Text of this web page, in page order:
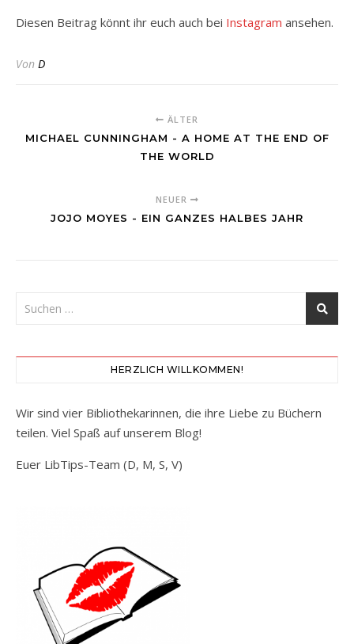
Diesen Beitrag könnt ihr euch auch bei Instagram ansehen.
Von D
ÄLTER
MICHAEL CUNNINGHAM - A HOME AT THE END OF
THE WORLD
NEUER
JOJO MOYES - EIN GANZES HALBES JAHR
HERZLICH WILLKOMMEN!
Wir sind vier Bibliothekarinnen, die ihre Liebe zu Büchern
teilen. Viel Spaß auf unserem Blog!
Euer LibTips-Team (D, M, S, V)